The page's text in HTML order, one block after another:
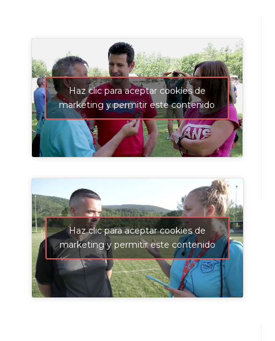
Haz clic para aceptar cookies de
marketing y permitir este contenido
Haz clic para aceptar cookies de
marketing y permitir este contenido